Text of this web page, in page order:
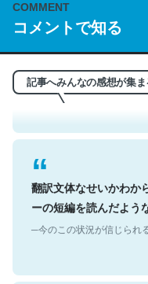
COMMENT
コメントで知る
記事へみんなの感想が集ま
これは名文。彼はとて
う。英語少しでも読め
れ好き。Let’s
─今のこの状況が信じられ
翻訳文体なせいかわか
ーの短編を読んだよう